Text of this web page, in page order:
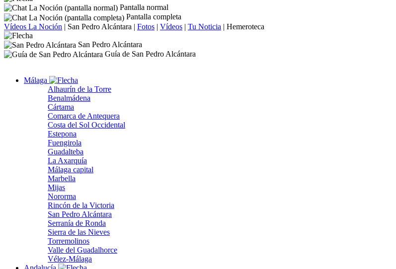
Pantalla normal
Pantalla completa
Vídeos La Noción | San Pedro Alcántara | Fotos | Vídeos | Tu Noticia | Hemeroteca
San Pedro Alcántara
Guía de San Pedro Alcántara
Málaga
Alhaurín de la Torre
Benalmádena
Cártama
Comarca de Antequera
Costa del Sol Occidental
Estepona
Fuengirola
Guadalteba
La Axarquía
Málaga capital
Marbella
Mijas
Nororma
Rincón de la Victoria
San Pedro Alcántara
Serranía de Ronda
Sierra de las Nieves
Torremolinos
Valle del Guadalhorce
Vélez-Málaga